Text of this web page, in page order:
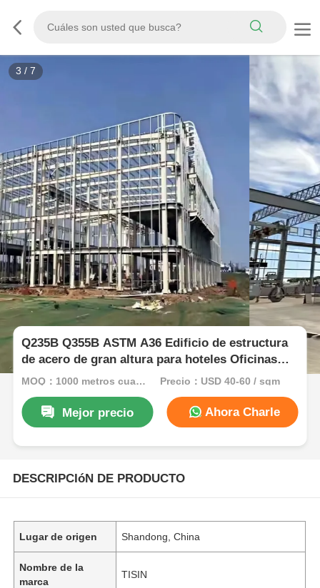
3 / 7
Q235B Q355B ASTM A36 Edificio de estructura
de acero de gran altura para hoteles Oficinas
Escuelas
MOQ：1000 metros cuadrados Precio：USD 40-60 / sqm
Mejor precio Ahora Charle
DESCRIPCIóN DE PRODUCTO
Lugar de origen Shandong, China
Nombre de la
marca
TISIN